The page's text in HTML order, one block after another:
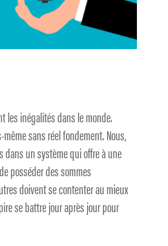
les inégalités dans le monde.
sans réel fondement. Nous,
un système qui offre à une
posséder des sommes
doivent se contenter au mieux
se battre jour après jour pour